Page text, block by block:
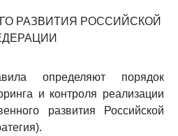
РАЗВИТИЯ РОССИЙСКОЙ
определяют порядок
и контроля реализации
развития Российской